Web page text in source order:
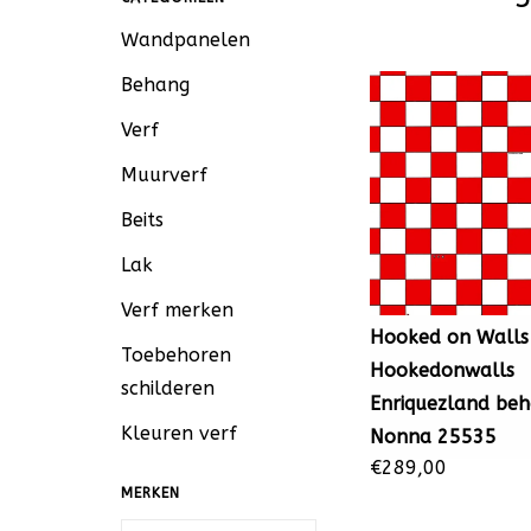
Wandpanelen
Behang
Verf
Muurverf
Beits
Lak
Verf merken
Toebehoren
schilderen
Kleuren verf
MERKEN
Hooked on Walls
Hookedonwalls
Enriquezland
Nonna 25535
€289,00